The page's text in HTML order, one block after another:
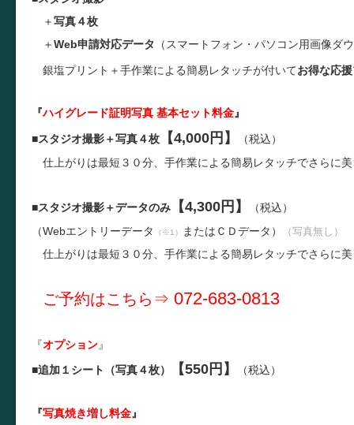
＋写真４枚
＋Web申請対応データ （スマートフォン・パソコン用画像ダ
銀塩プリント＋手作業による簡易レタッチが付いてお得な応
『ハイグレード証明写真 基本セット料金』
■スタジオ撮影＋写真４枚 【4,000円】
（税込）
仕上がりは最短３０分、手作業による簡易レタッチでさらに
■スタジオ撮影＋データのみ 【4,300円】
（税込）
（Webエントリーデータ （※1） またはＣＤデータ） （写真無し）
仕上がりは最短３０分、手作業による簡易レタッチでさらに
ご予約はこちら⇒ 072-683-0813
『オプション』
■追加１シート（写真４枚） 【550円】 （税込）
『写真焼き増し料金』